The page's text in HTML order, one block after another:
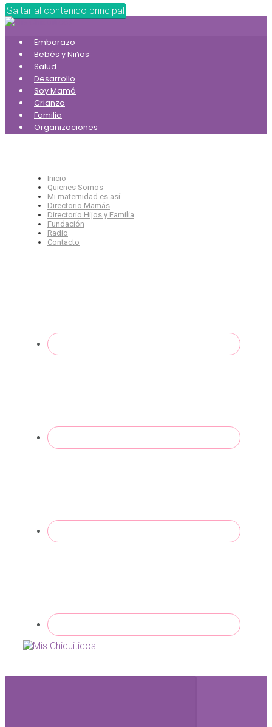
Saltar al contenido principal
Embarazo
Bebés y Niños
Salud
Desarrollo
Soy Mamá
Crianza
Familia
Organizaciones
Inicio
Quienes Somos
Mi maternidad es así
Directorio Mamás
Directorio Hijos y Familia
Fundación
Radio
Contacto